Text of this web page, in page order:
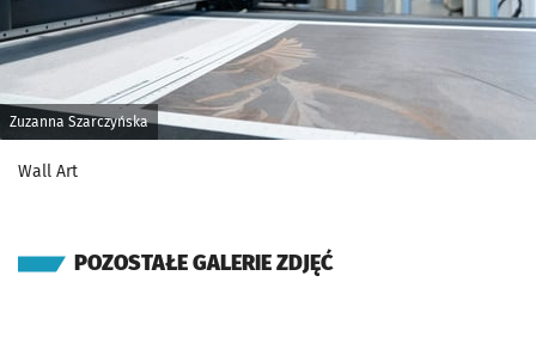
Zuzanna Szarczyńska
Wall Art
POZOSTAŁE GALERIE ZDJĘĆ